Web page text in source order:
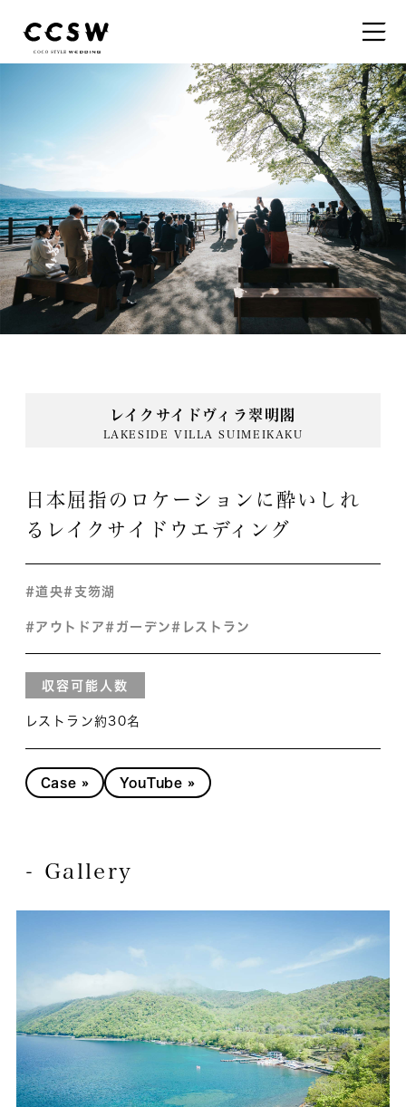
レイクサイドヴィラ翠明閣
LAKESIDE VILLA SUIMEIKAKU
日本屈指のロケーションに酔いしれ
るレイクサイドウエディング
#道央#支笏湖
#アウトドア#ガーデン#レストラン
収容可能人数
レストラン約30名
Case » YouTube »
- Gallery